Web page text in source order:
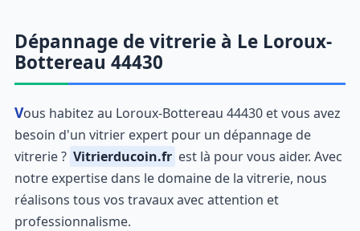
Dépannage de vitrerie à Le Loroux-
Bottereau 44430
Vous habitez au Loroux-Bottereau 44430 et vous avez
besoin d'un vitrier expert pour un dépannage de
vitrerie ? Vitrierducoin.fr est là pour vous aider. Avec
notre expertise dans le domaine de la vitrerie, nous
réalisons tous vos travaux avec attention et
professionnalisme.